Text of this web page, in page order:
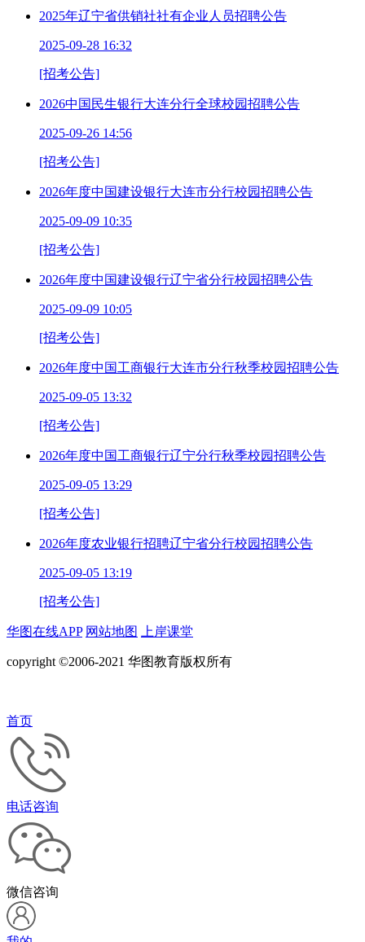
2025年辽宁省供销社社有企业人员招聘公告
2025-09-28 16:32
[招考公告]
2026中国民生银行大连分行全球校园招聘公告
2025-09-26 14:56
[招考公告]
2026年度中国建设银行大连市分行校园招聘公告
2025-09-09 10:35
[招考公告]
2026年度中国建设银行辽宁省分行校园招聘公告
2025-09-09 10:05
[招考公告]
2026年度中国工商银行大连市分行秋季校园招聘公告
2025-09-05 13:32
[招考公告]
2026年度中国工商银行辽宁分行秋季校园招聘公告
2025-09-05 13:29
[招考公告]
2026年度农业银行招聘辽宁省分行校园招聘公告
2025-09-05 13:19
[招考公告]
华图在线APP 网站地图 上岸课堂
copyright ©2006-2021 华图教育版权所有
首页
电话咨询
微信咨询